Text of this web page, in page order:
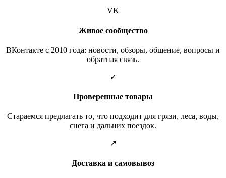
VK
Живое сообщество
ВКонтакте с 2010 года: новости, обзоры, общение, вопросы и
обратная связь.
✓
Проверенные товары
Стараемся предлагать то, что подходит для грязи, леса, воды,
снега и дальних поездок.
↗
Доставка и самовывоз